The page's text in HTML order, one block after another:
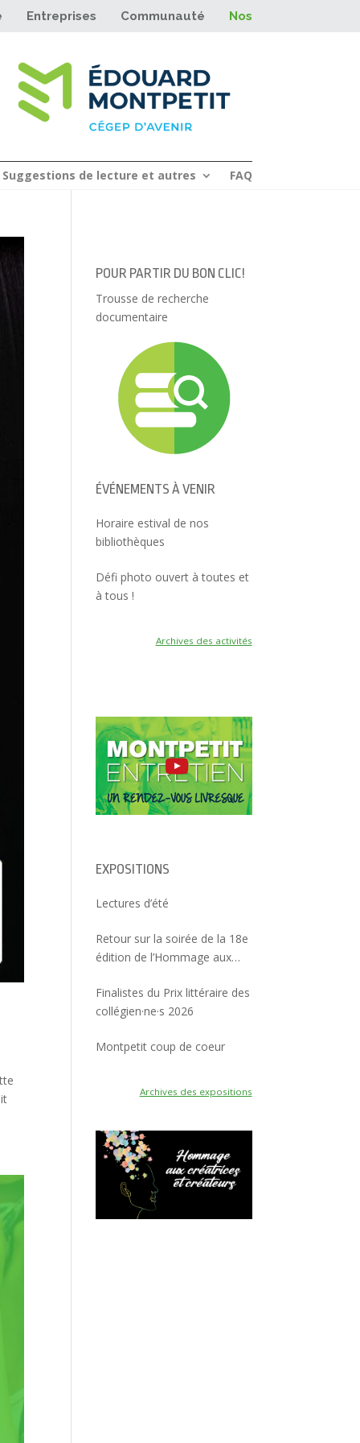
Entreprises Communauté Nos sites
Suggestions de lecture et autres FAQ
POUR PARTIR DU BON CLIC!
Trousse de recherche
documentaire
ÉVÉNEMENTS À VENIR
Horaire estival de nos
bibliothèques
Défi photo ouvert à toutes et
à tous !
Archives des activités
EXPOSITIONS
Lectures d’été
Retour sur la soirée de la 18e
édition de l’Hommage aux
Finalistes du Prix littéraire des
collégien·ne·s 2026
Montpetit coup de coeur
Archives des expositions